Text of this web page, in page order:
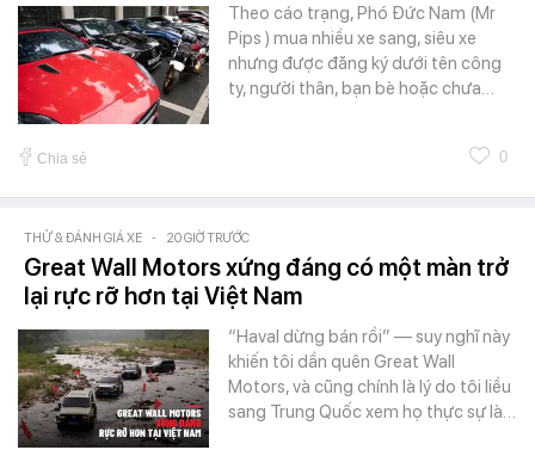
Theo cáo trạng, Phó Đức Nam (Mr
Pips ) mua nhiều xe sang, siêu xe
nhưng được đăng ký dưới tên công
ty, người thân, bạn bè hoặc chưa…
Chia sẻ 0
THỬ & ĐÁNH GIÁ XE - 20 GIỜ TRƯỚC
Great Wall Motors xứng đáng có một màn trở
lại rực rỡ hơn tại Việt Nam
“Haval dừng bán rồi” — suy nghĩ này
khiến tôi dần quên Great Wall
Motors, và cũng chính là lý do tôi liều
sang Trung Quốc xem họ thực sự là…